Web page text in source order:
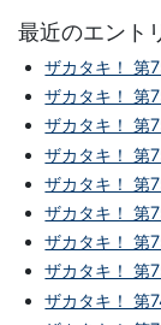
最近のエント
ザカタキ！ 第
ザカタキ！ 第
ザカタキ！ 第
ザカタキ！ 第
ザカタキ！ 第
ザカタキ！ 第
ザカタキ！ 第
ザカタキ！ 第
ザカタキ！ 第